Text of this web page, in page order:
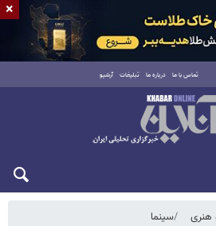
تماس با ما درباره ما تبلیغات آرشیو
هنری سینما
×